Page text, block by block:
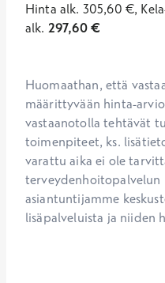
Hinta alk. 305,60 €,
alk. 297,60€
Huomaathan, että
määrittyvään hinta-
vastaanotolla tehtävät
toimenpiteet, ks.
varattu aika ei ole
terveydenhoitopalvelun
asiantuntijamme
lisäpalveluista ja niiden